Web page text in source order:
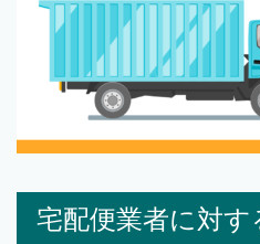
宅配便業者に対す